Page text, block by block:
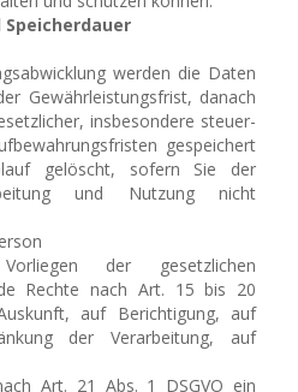
werden die Daten
Gewährleistungsfrist, danach
insbesondere steuer-
gespeichert
gelöscht, sofern Sie der
und Nutzung nicht
der gesetzlichen
Rechte nach Art. 15 bis 20
auf Berichtigung, auf
der Verarbeitung, auf
Art. 21 Abs. 1 DSGVO ein